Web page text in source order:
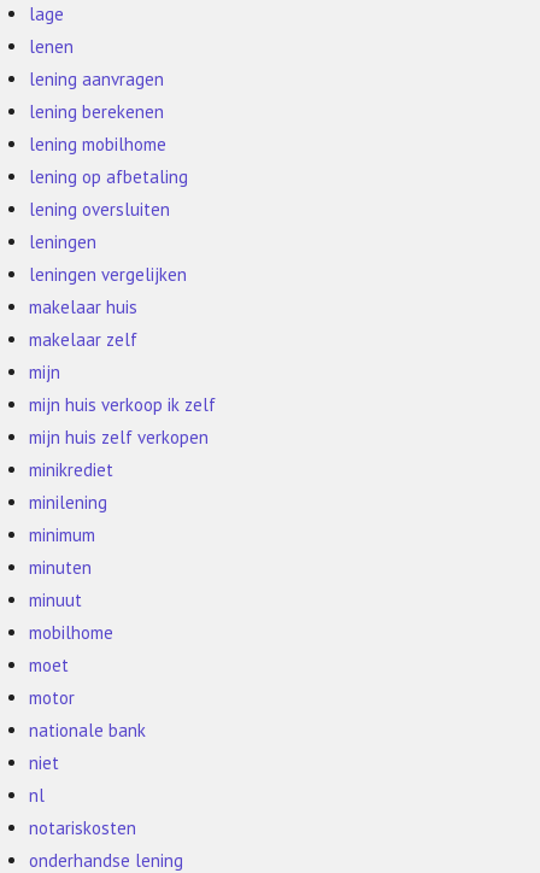
lage
lenen
lening aanvragen
lening berekenen
lening mobilhome
lening op afbetaling
lening oversluiten
leningen
leningen vergelijken
makelaar huis
makelaar zelf
mijn
mijn huis verkoop ik zelf
mijn huis zelf verkopen
minikrediet
minilening
minimum
minuten
minuut
mobilhome
moet
motor
nationale bank
niet
nl
notariskosten
onderhandse lening